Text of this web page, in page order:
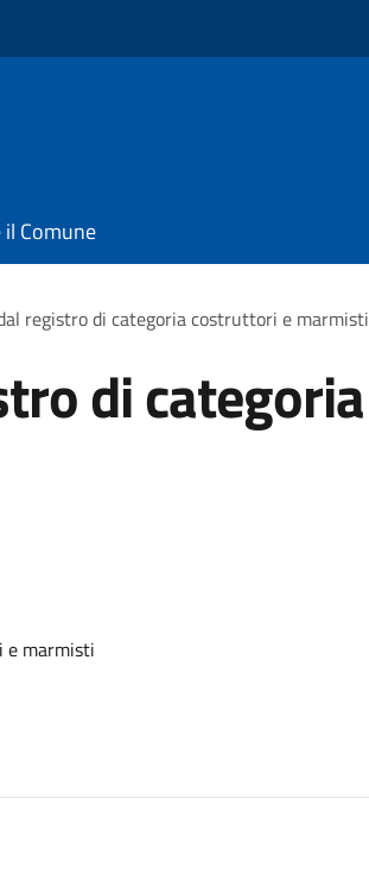
il Comune
registro di categoria costruttori e marmisti
di categoria
e marmisti